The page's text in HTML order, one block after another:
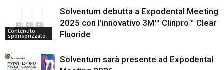
Contenuto
sponsorizzato
Solventum debutta a Expodental Meeting
2025 con l’innovativo 3M™ Clinpro™ Clear
Fluoride
Solventum sarà presente ad Expodental